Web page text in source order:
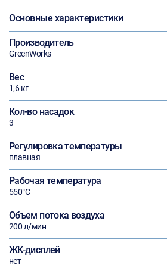
Основные характеристики
Производитель
GreenWorks
Вес
1,6 кг
Кол-во насадок
3
Регулировка температуры
плавная
Рабочая температура
550°С
Объем потока воздуха
200 л/мин
ЖК-дисплей
нет